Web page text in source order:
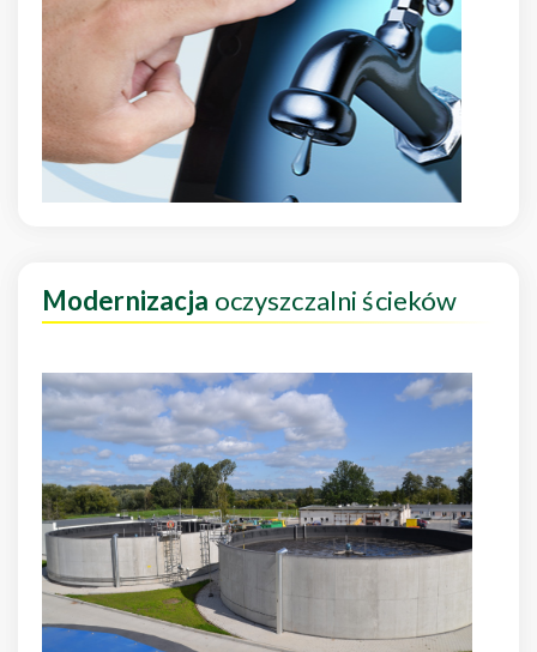
Modernizacja oczyszczalni ścieków